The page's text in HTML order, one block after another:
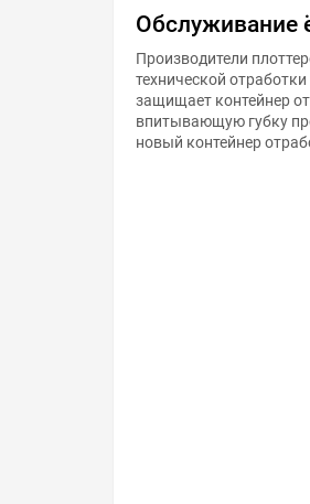
Обслуживание
Производители
технической
защищает контейнер
впитывающую губку
новый контейнер